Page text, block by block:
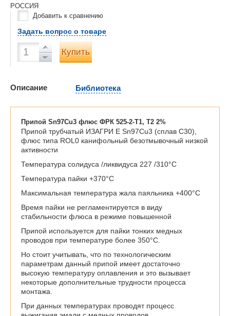
РОССИЯ
Добавить к сравнению
Задать вопрос о товаре
Купить
Описание Библиотека
Припой Sn97Cu3 флюс ФРК 525-2-Т1, Т2 2%
Припой трубчатый ИЗАГРИ Е Sn97Cu3 (сплав С30),
флюс типа ROL0 канифольный безотмывочный низкой
активности
Температура солидуса /ликвидуса 227 /310°С
Температура пайки +370°С
Максимальная температура жала паяльника +400°С
Время пайки не регламентируется в виду
стабильности флюса в режиме повышенной
Припой используется для пайки тонких медных
проводов при температуре более 350°С.
Но стоит учитывать, что по технологическим
параметрам данный припой имеет достаточно
высокую температуру оплавления и это вызывает
некоторые дополнительные трудности процесса
монтажа.
При данных температурах проводят процесс